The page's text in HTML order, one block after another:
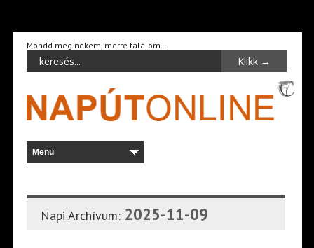
Mondd meg nékem, merre találom…
Napi Archívum: 2025-11-09